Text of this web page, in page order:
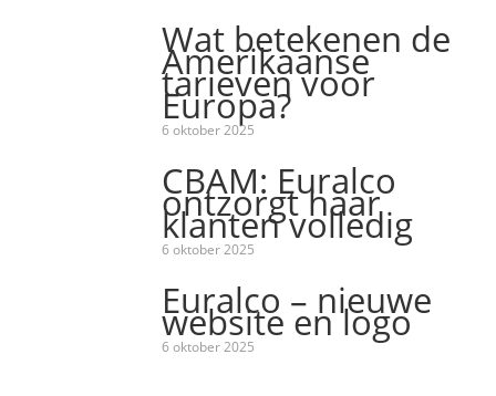
Wat betekenen de
Amerikaanse
tarieven voor
Europa?
6 oktober 2025
CBAM: Euralco
ontzorgt haar
klanten volledig
6 oktober 2025
Euralco – nieuwe
website en logo
6 oktober 2025